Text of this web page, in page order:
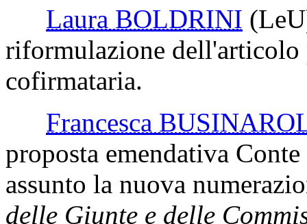
Laura BOLDRINI
riformulazione dell'articolo
cofirmataria.
Francesca
proposta emendativa
assunto la nuova
delle Giunte e delle